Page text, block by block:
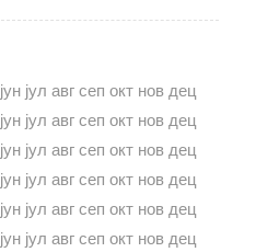
јун јул авг сеп окт нов дец
јун јул авг сеп окт нов дец
јун јул авг сеп окт нов дец
јун јул авг сеп окт нов дец
јун јул авг сеп окт нов дец
јун јул авг сеп окт нов дец